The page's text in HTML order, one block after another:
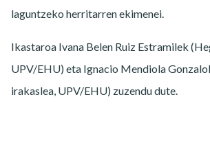
laguntzeko herritarren ekimenei.
Ikastaroa Ivana Belen Ruiz Estramilek
UPV/EHU) eta Ignacio Mendiola
irakaslea, UPV/EHU) zuzendu dute.